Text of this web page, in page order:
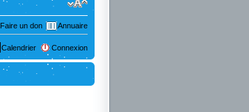
Faire un don Annuaire
Calendrier Connexion